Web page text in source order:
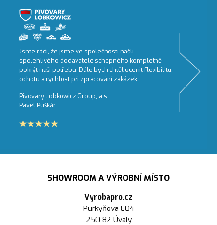
Jsme rádi, že jsme ve společnosti našli
spolehlivého dodavatele schopného kompletně
pokrýt naši potřebu. Dále bych chtěl ocenit flexibilitu,
ochotu a rychlost při zpracování zakázek.
Pivovary Lobkowicz Group, a.s.
Pavel Puškár
SHOWROOM A VÝROBNÍ MÍSTO
Vyrobapro.cz
Purkyňova 804
250 82 Úvaly